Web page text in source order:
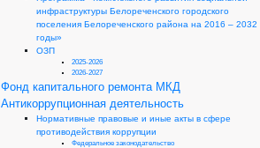
инфраструктуры Белореченского городского
поселения Белореченского района на 2016 – 2032
годы»
ОЗП
2025-2026
2026-2027
Фонд капитального ремонта МКД
Антикоррупционная деятельность
Нормативные правовые и иные акты в сфере
противодействия коррупции
Федеральное законодательство